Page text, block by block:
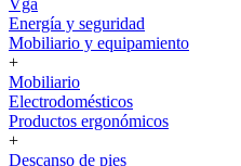
Vga
Energía y seguridad
Mobiliario y equipamiento
+
Mobiliario
Electrodomésticos
Productos ergonómicos
+
Descanso de pies